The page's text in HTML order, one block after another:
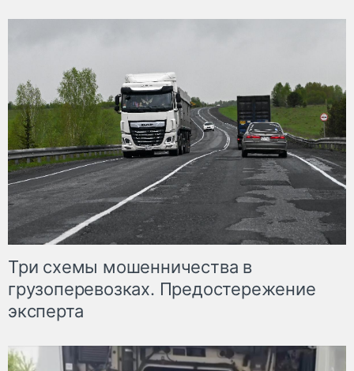
Три схемы мошенничества в
грузоперевозках. Предостережение
эксперта